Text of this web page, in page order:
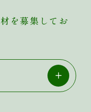
を募集してお